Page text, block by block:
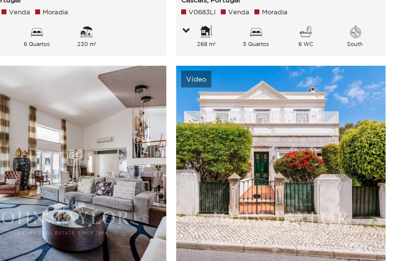
Venda Moradia
6 Quartos 230 m²
V0683LI Venda Moradia
268 m² 5 Quartos 6 WC South
Vídeo